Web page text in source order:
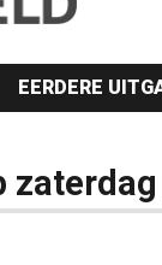
EERDERE